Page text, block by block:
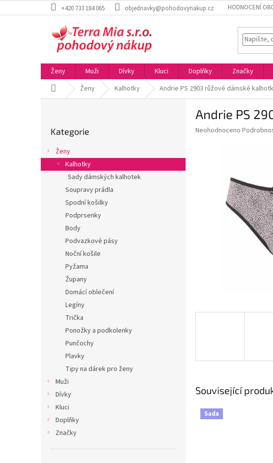
na
+420 733 184 065 objednavky@pohodovynakup.cz HODNOCENÍ
Ženy Muži Dívky Kluci Doplňky Značky
Domů Ženy Kalhotky Andrie PS 2903 růžové dámské
a
n
kategorie
Kategorie
Ženy
Kalhotky
Sady dámských kalhotek
Soupravy prádla
Spodní košilky
Podprsenky
Body
Podvazkové pásy
Noční košile
Pyžama
Župany
Domácí oblečení
Legíny
Trička
Ponožky a podkolenky
Punčochy
Plavky
Tipy na dárek pro ženy
Muži
Dívky
Kluci
Doplňky
Značky
Andrie PS
Průměrné
Neohodnoceno
Související
Sada